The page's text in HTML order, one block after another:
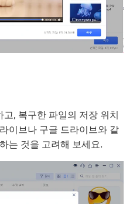
, 복구한 파일의 저장 위치
이브나 구글 드라이브와 같
는 것을 고려해 보세요.